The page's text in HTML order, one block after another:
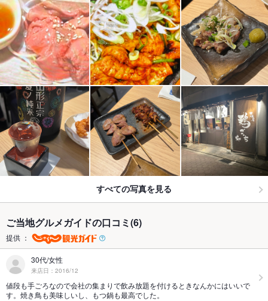
すべての写真を見る
ご当地グルメガイドの口コミ(6)
提供 ：
30代/女性
来店日：2016/12
値段も手ごろなので会社の集まりで飲み放題を付けるときなんかにはいいで
す。焼き鳥も美味しいし、もつ鍋も最高でした。